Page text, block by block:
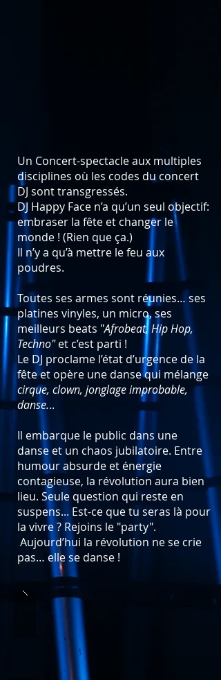
Un Concert-spectacle aux multiples
disciplines où les codes du concert
DJ sont transgressés.
DJ Happy Face n’a qu’un seul objectif:
embraser la fête et changer le
monde ! (Rien que ça.)
Il n’y a qu’à mettre le feu aux
poudres.
Toutes ses armes sont réunies… ses
platines vinyles, un micro, ses
meilleurs beats "Afrobeat, Hip Hop,
Techno"et c’est parti !
Le DJ proclame l’état d’urgence de la
fête et opère une danse qui mélange
cirque, clown, jonglage improbable,
danse...
Il embarque le public dans une
danse et un chaos jubilatoire. Entre
humour absurde et énergie
contagieuse, la révolution aura bien
lieu. Seule question qui reste en
suspens... Est-ce que tu seras là pour
la vivre ? Rejoins le "party".
Aujourd’hui la révolution ne se crie
pas… elle se danse !